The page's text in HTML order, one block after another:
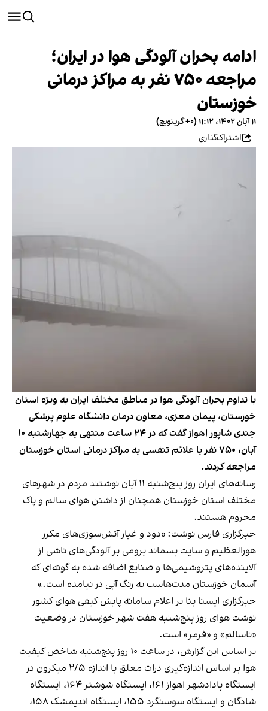
ادامه بحران آلودگی هوا در ایران؛
مراجعه ۷۵۰ نفر به مراکز درمانی
خوزستان
۱۱ آبان ۱۴۰۲، ۱۱:۱۲ (‎+۰ گرینویچ)
اشتراک‌گذاری
با تداوم بحران آلودگی هوا در مناطق مختلف ایران به ویژه استان
خوزستان، پیمان معزی، معاون درمان دانشگاه علوم پزشکی
جندی شاپور اهواز گفت که در ۲۴ ساعت منتهی به چهارشنبه ۱۰
آبان، ۷۵۰ نفر با علائم تنفسی به مراکز درمانی استان خوزستان
مراجعه کردند.
رسانه‌های ایران روز پنج‌شنبه ۱۱ آبان نوشتند مردم در شهرهای
مختلف استان خوزستان همچنان از داشتن هوای سالم و پاک
محروم هستند.
خبرگزاری فارس نوشت: «دود و غبار آتش‌سوزی‌های مکرر
هورالعظیم و سایت پسماند برومی بر آلودگی‌های ناشی از
آلاینده‌های پتروشیمی‌ها و صنایع اضافه شده به گونه‌ای که
آسمان خوزستان مدت‌هاست به رنگ آبی در نیامده است.»
خبرگزاری ایسنا بنا بر اعلام سامانه پایش کیفی هوای کشور
نوشت هوای روز پنج‌شنبه هفت شهر خوزستان در وضعیت
«ناسالم» و «قرمز» است.
بر اساس این گزارش، در ساعت ۱۰ روز پنج‌شنبه شاخص کیفیت
هوا بر اساس اندازه‌گیری ذرات معلق با اندازه ۲/۵ میکرون در
ایستگاه پادادشهر اهواز ۱۶۱، ایستگاه شوشتر ۱۶۴، ایستگاه
شادگان و ایستگاه سوسنگرد ۱۵۵، ایستگاه اندیمشک ۱۵۸،